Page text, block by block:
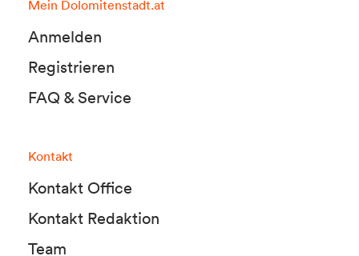
Mein Dolomitenstadt.at
Anmelden
Registrieren
FAQ & Service
Kontakt
Kontakt Office
Kontakt Redaktion
Team